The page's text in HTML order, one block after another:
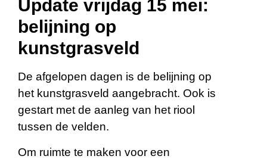
Update vrijdag 15 mei:
belijning op
kunstgrasveld
De afgelopen dagen is de belijning op
het kunstgrasveld aangebracht. Ook is
gestart met de aanleg van het riool
tussen de velden.
Om ruimte te maken voor een